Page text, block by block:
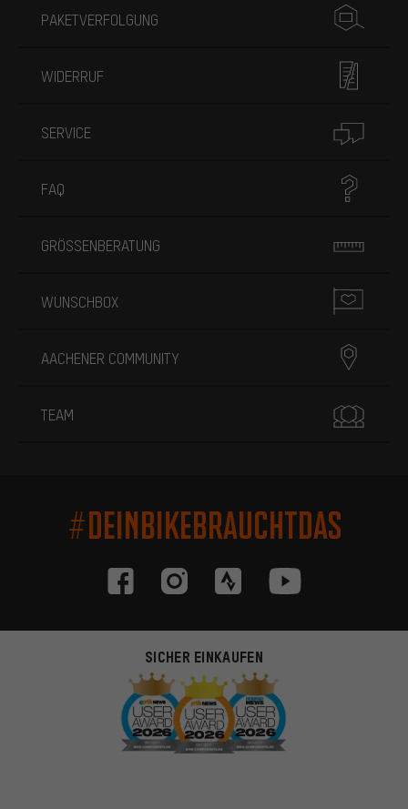
PAKETVERFOLGUNG
WIDERRUF
SERVICE
FAQ
GRÖSSENBERATUNG
WUNSCHBOX
AACHENER COMMUNITY
TEAM
#DEINBIKEBRAUCHTDAS
SICHER EINKAUFEN